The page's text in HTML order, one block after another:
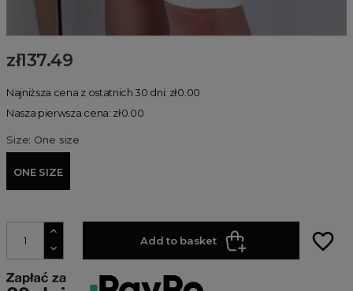
zł137.49
Najniższa cena z ostatnich 30 dni: zł0.00
Nasza pierwsza cena: zł0.00
Size: One size
ONE SIZE
Add to basket favorite_border